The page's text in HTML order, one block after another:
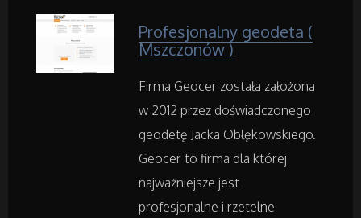
Adwokaci, Porady Prawne
Sprzątanie, Porządkowanie
Serwis
Profesjonalny geodeta (
Mszczonów )
Firma Geocer została założona
w 2012 przez doświadczonego
geodetę Jacka Obłękowskiego.
Geocer to firma dla której
najważniejsze jest
profesjonalne i rzetelne